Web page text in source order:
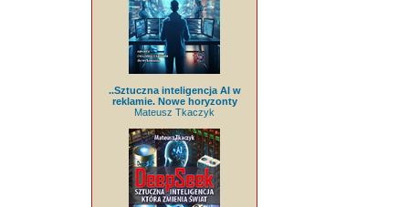
..Sztuczna inteligencja AI w
reklamie. Nowe horyzonty
Mateusz Tkaczyk